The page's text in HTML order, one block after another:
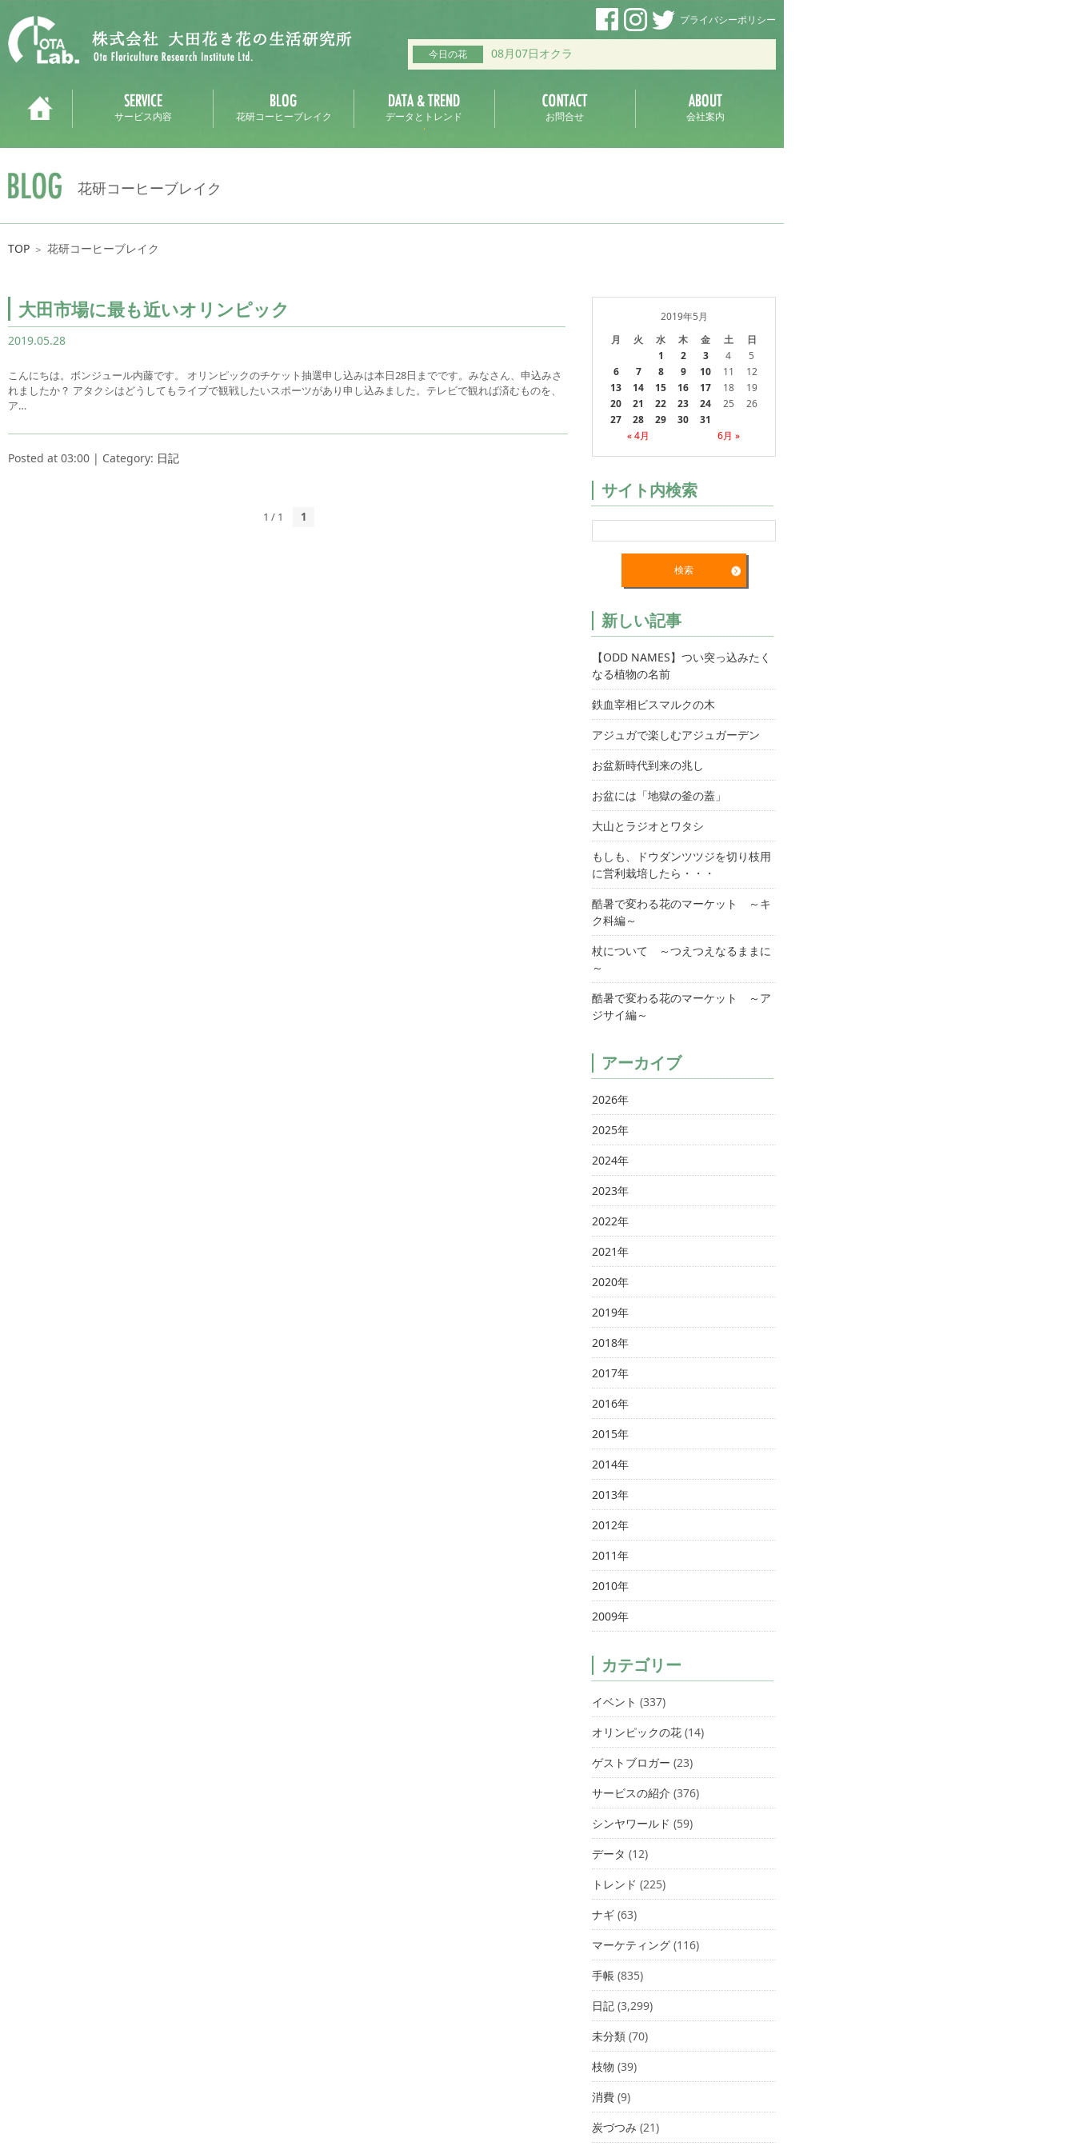
プライバシーポリシー
今日の花 08月07日オクラ
サービス内容 花研コーヒーブレイク データとトレンド お問合せ 会社案内
花研コーヒーブレイク
TOP ＞ 花研コーヒーブレイク
大田市場に最も近いオリンピック
2019.05.28
こんにちは。ボンジュール内藤です。 オリンピックのチケット抽選申し込みは本日28日までです。みなさん、申込みさ
れましたか？ アタクシはどうしてもライブで観戦したいスポーツがあり申し込みました。テレビで観れば済むものを、
ア…
Posted at 03:00 | Category: 日記
1 / 1 1
2019年5月
月
火 水 木 金 土 日
« 4月 6月 »
1 2 3 4
5
6
7 8 9 10 11
12
13
14 15 16 17 18
19
20
21 22 23 24 25
26
27
28 29 30 31
サイト内検索
新しい記事
【ODD NAMES】つい突っ込みたく
なる植物の名前
鉄血宰相ビスマルクの木
アジュガで楽しむアジュガーデン
お盆新時代到来の兆し
お盆には「地獄の釜の蓋」
大山とラジオとワタシ
もしも、ドウダンツツジを切り枝用
に営利栽培したら・・・
酷暑で変わる花のマーケット ～キ
ク科編～
杖について ～つえつえなるままに
～
酷暑で変わる花のマーケット ～ア
ジサイ編～
アーカイブ
2026年
2025年
2024年
2023年
2022年
2021年
2020年
2019年
2018年
2017年
2016年
2015年
2014年
2013年
2012年
2011年
2010年
2009年
カテゴリー
イベント (337)
オリンピックの花 (14)
ゲストブロガー (23)
サービスの紹介 (376)
シンヤワールド (59)
データ (12)
トレンド (225)
ナギ (63)
マーケティング (116)
手帳 (835)
日記 (3,299)
未分類 (70)
枝物 (39)
消費 (9)
炭づつみ (21)